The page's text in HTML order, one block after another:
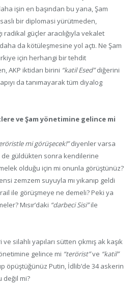
işin en başından bu yana, Şam
bir diplomasi yürütmeden,
radikal güçler aracılığıyla vekalet
da kötüleşmesine yol açtı. Ne Şam
için herhangi bir tehdit
AKP iktidarı birini “katil Esed”diğerini
da tanımayarak tüm diyalog
ve Şam yönetimine gelince mi
mi görüşecek!”diyenler varsa
güldükten sonra kendilerine
olduğu için mi onunla görüştünüz?
zemzem suyuyla mı yıkanıp geldi
ile görüşmeye ne demeli? Peki ya
Mısır’daki “darbeci Sisi”ile
silahlı yapıları sütten çıkmış ak kaşık
gelince mi “terörist”ve “katil”
öpüştüğünüz Putin, İdlib’de 34 askerin
değil mi?